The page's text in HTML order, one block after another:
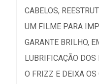
CABELOS,
UM FILME PARA
GARANTE BRILHO,
LUBRIFICAÇÃO
O FRIZZ E DEIXA OS